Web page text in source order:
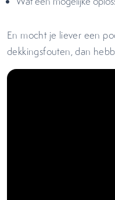
En mocht je liever een
dekkingsfouten, dan